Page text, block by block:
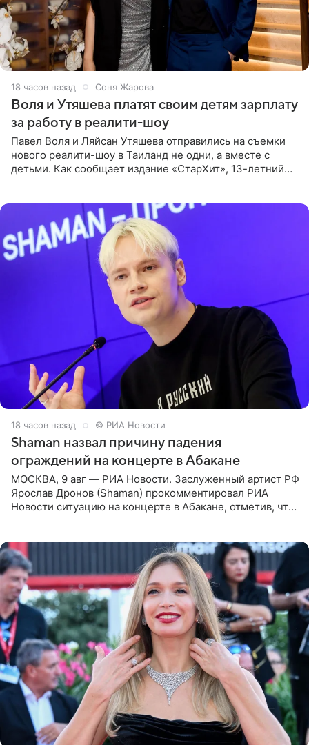
18 часов назад Соня Жарова
Воля и Утяшева платят своим детям зарплату
за работу в реалити-шоу
Павел Воля и Ляйсан Утяшева отправились на съемки
нового реалити-шоу в Таиланд не одни, а вместе с
детьми. Как сообщает издание «СтарХит», 13-летний
18 часов назад © РИА Новости
Shaman назвал причину падения
ограждений на концерте в Абакане
МОСКВА, 9 авг — РИА Новости. Заслуженный артист РФ
Ярослав Дронов (Shaman) прокомментировал РИА
Новости ситуацию на концерте в Абакане, отметив, что